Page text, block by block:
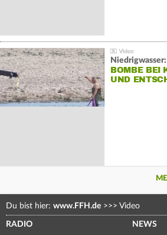
Niedrigwasser:
BOMBE BEI
UND
Du bist hier: www.FFH.de >>> Video
RADIO NEWS